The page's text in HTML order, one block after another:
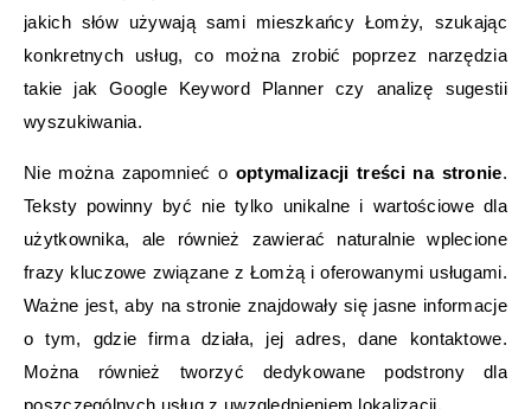
jakich słów używają sami mieszkańcy Łomży, szukając
konkretnych usług, co można zrobić poprzez narzędzia
takie jak Google Keyword Planner czy analizę sugestii
wyszukiwania.
Nie można zapomnieć o optymalizacji treści na stronie.
Teksty powinny być nie tylko unikalne i wartościowe dla
użytkownika, ale również zawierać naturalnie wplecione
frazy kluczowe związane z Łomżą i oferowanymi usługami.
Ważne jest, aby na stronie znajdowały się jasne informacje
o tym, gdzie firma działa, jej adres, dane kontaktowe.
Można również tworzyć dedykowane podstrony dla
poszczególnych usług z uwzględnieniem lokalizacji.